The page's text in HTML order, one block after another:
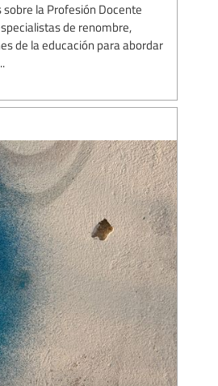
sobre la Profesión Docente
de renombre,
de la educación para abordar